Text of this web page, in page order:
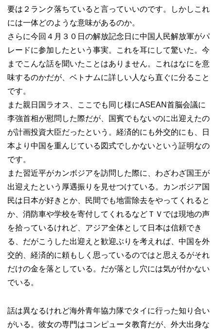
要は２ランク落ちていると言っていいのです。しかしこれ
には一体どのような意味があるのか。
さらに今回４月３０日の解放記念日に中国人民解放軍がパ
レードに参加したという事実。これを耳にして驚いた。今
までこんな話を聞いたことはありません。これはなにを意
味するのかだが、ベトナムに詳しい人なら直ぐに分ること
です。
また親日国ラオス、ここでも同じ様にASEAN首脳会議に
李強首相が慰問した際だが、国賓でもないのに出迎えたの
が計画投資大臣だったという。経済的にも外交的にも、日
本より中国を重んじている図式でしかないという証明なの
です。
また習近平がカンボジアを訪問した際に、わざわざ国王が
出迎えたという厚遇振りを見せつけている。カンボジア国
民は日本が好きとか、民間でも地雷除去をやってくれると
か、消防車や学校を寄付してくれるなどＴＶでは現地の声
を拾っているけれど、アジア全体として日本は信頼でき
る、だがこうした出迎えと歓迎ぶりを考えれば、中国を外
交的、経済的に頼もしく思っているのではと思えるがそれ
だけの金を落としている。だが落とし穴には気が付かない
でいる。
話は異なるけれど海外青年協力隊でタイに行った知り合い
がいる。彼女の専門はコンピュータ教育だが、外大出身な